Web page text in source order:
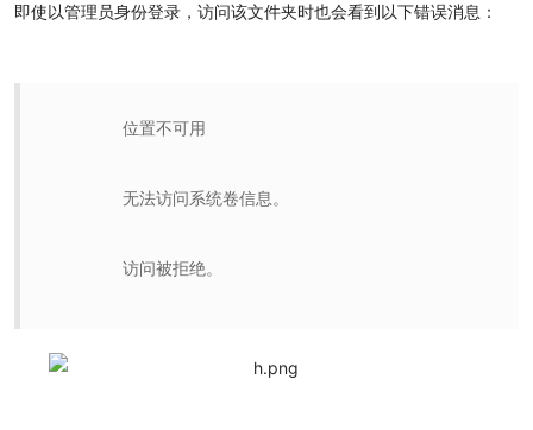
即使以管理员身份登录，访问该文件夹时也会看到以下错误消息：
位置不可用
无法访问系统卷信息。
访问被拒绝。